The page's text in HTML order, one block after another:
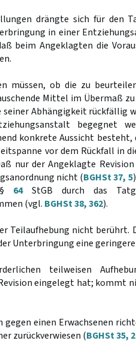
drängte sich für den
in einer
beim Angeklagten die
müssen, ob die zu
Mittel im Übermaß
Abhängigkeit rückfällig
begegnet
konkrete Aussicht besteht,
vor dem Rückfall in
nur der Angeklagte
nicht (BGHSt 37, 5
64StGB durch das
(vgl. BGHSt 38, 362).
Teilaufhebung nicht berührt.
Unterbringung eine
teilweisen
eingelegt hat; kommt
gegen einen Erwachsenen
zurückverwiesen (BGHSt 35,